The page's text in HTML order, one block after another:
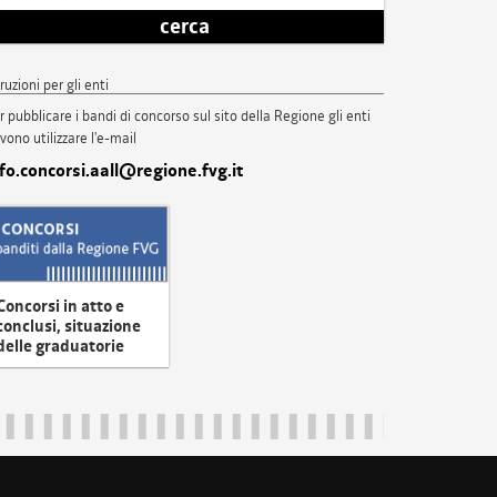
cerca
per gli enti
pubblicare i bandi di concorso sul sito della Regione gli enti
utilizzare l'e-mail
in atto e
situazione
graduatorie